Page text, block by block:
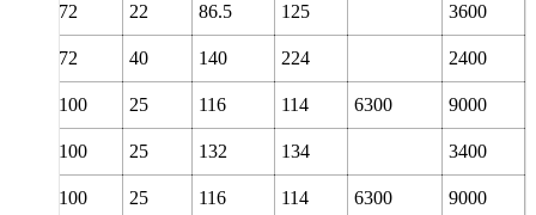
72 22 86.5 125 3600
72 40 140 224 2400
100 25 116 114 6300 9000
100 25 132 134 3400
100 25 116 114 6300 9000